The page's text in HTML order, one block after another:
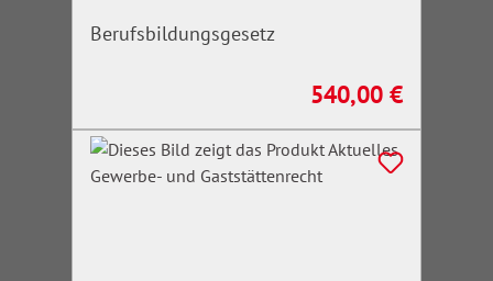
Berufsbildungsgesetz
Regulärer Preis:
540,00 €